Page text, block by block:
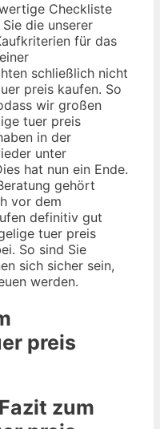
Checkliste
die unserer
für das
schließlich nicht
preis kaufen. So
wir großen
tuer preis
in der
unter
hat nun ein Ende.
gehört
vor dem
definitiv gut
tuer preis
So sind Sie
sich sicher sein,
werden.
preis
zum